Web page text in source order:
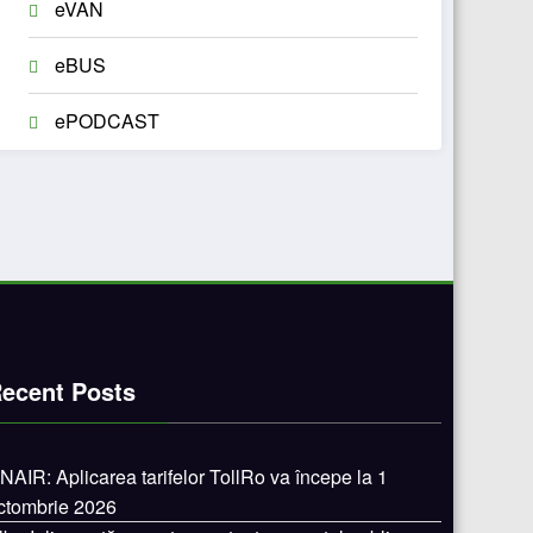
eVAN
eBUS
ePODCAST
Posts
Aplicarea tarifelor TollRo va începe la 1
2026